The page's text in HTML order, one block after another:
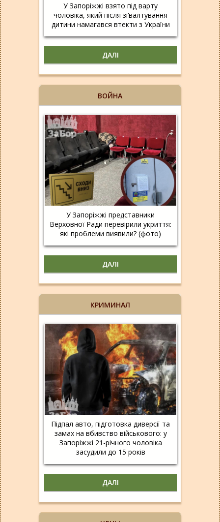
У Запоріжжі взято під варту
чоловіка, який після зґвалтування
дитини намагався втекти з України
ДАЛІ
ВОЙНА
У Запоріжжі представники
Верховної Ради перевірили укриття:
які проблеми виявили? (фото)
ДАЛІ
КРИМИНАЛ
Підпал авто, підготовка диверсії та
замах на вбивство військового: у
Запоріжжі 21-річного чоловіка
засудили до 15 років
ДАЛІ